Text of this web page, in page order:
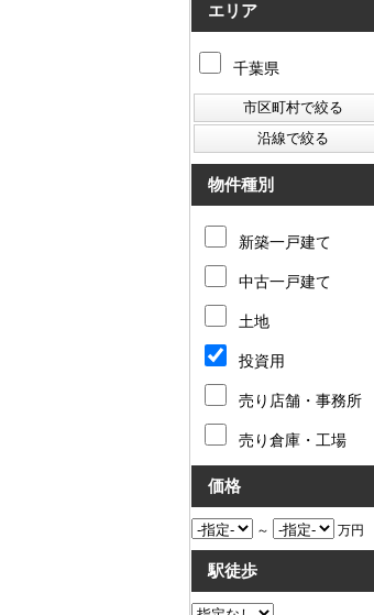
エリア
千葉県
物件種別
新築一戸建て
中古一戸建て
土地
投資用
売り店舗・事務所
売り倉庫・工場
価格
～ 万円
駅徒歩